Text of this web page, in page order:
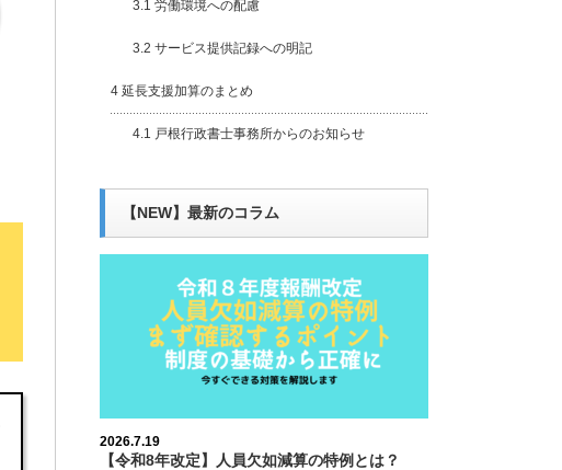
3.1 労働環境への配慮
3.2 サービス提供記録への明記
4 延長支援加算のまとめ
4.1 戸根行政書士事務所からのお知らせ
【NEW】最新のコラム
2026.7.19
【令和8年改定】人員欠如減算の特例とは？